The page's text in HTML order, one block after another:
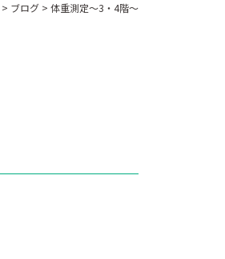
> ブログ >体重測定～3・4階～